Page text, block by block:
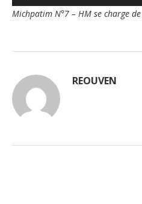
audio
Michpatim N°7 – HM se charge
REOUVEN